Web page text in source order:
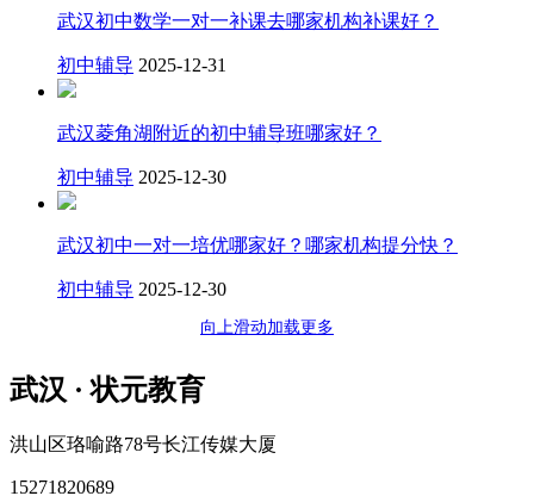
武汉初中数学一对一补课去哪家机构补课好？
初中辅导 2025-12-31
武汉菱角湖附近的初中辅导班哪家好？
初中辅导 2025-12-30
武汉初中一对一培优哪家好？哪家机构提分快？
初中辅导 2025-12-30
向上滑动加载更多
武汉 · 状元教育
洪山区珞喻路78号长江传媒大厦
15271820689